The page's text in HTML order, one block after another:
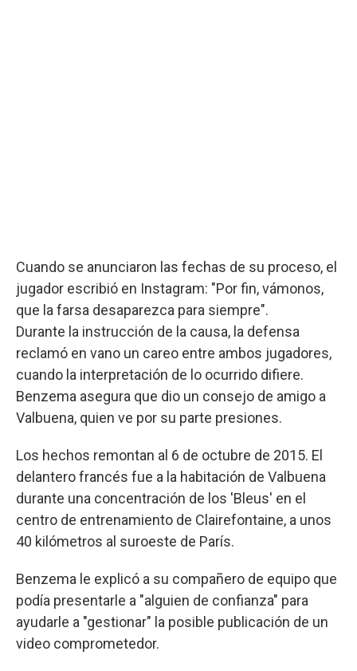
Cuando se anunciaron las fechas de su proceso, el
jugador escribió en Instagram: "Por fin, vámonos,
que la farsa desaparezca para siempre".
Durante la instrucción de la causa, la defensa
reclamó en vano un careo entre ambos jugadores,
cuando la interpretación de lo ocurrido difiere.
Benzema asegura que dio un consejo de amigo a
Valbuena, quien ve por su parte presiones.
Los hechos remontan al 6 de octubre de 2015. El
delantero francés fue a la habitación de Valbuena
durante una concentración de los 'Bleus' en el
centro de entrenamiento de Clairefontaine, a unos
40 kilómetros al suroeste de París.
Benzema le explicó a su compañero de equipo que
podía presentarle a "alguien de confianza" para
ayudarle a "gestionar" la posible publicación de un
video comprometedor.